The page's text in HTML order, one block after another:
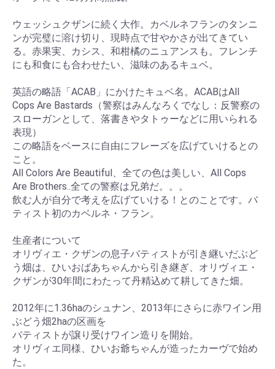
ウェッシュクザンに続く大作。カベルネフランのタンニ
ンが完璧に溶け切り、現時点で甘やかさが出てきてい
る。赤果実、カシス、和柑橘のニュアンスも。フレンチ
にも和食にも合わせたい、滋味のあるキュベ。
英語の略語「ACAB」にかけたキュベ名。ACABはAll
Cops Are Bastards（警察はみんなろくでなし：反警察の
スローガンとして、落書きやタトゥーなどに用いられる
表現）
この略語をベースに自由にフレーズを広げていけるとの
こと。
All Colors Are Beautiful、全ての色は美しい、All Cops
Are Brothers..全ての警察は兄弟だ。。。
飲む人が自分で考えを広げていける！とのことです。バ
ティスト初のカベルネ・フラン。
生産者について
オリヴィエ・クザンの息子バティストが引き継いだぶど
う畑は、ひいおばあちゃんから引き継ぎ、オリヴィエ・
クザンが30年間にわたって丹精込めて耕してきた畑。
2012年に1.36haのシュナン、2013年にさらに赤ワイン用
ぶどう畑2haの区画を
バティストが譲り受けワイン造りを開始。
オリヴィエ同様、ひいお爺ちゃんが造ったカーヴで始め
た。